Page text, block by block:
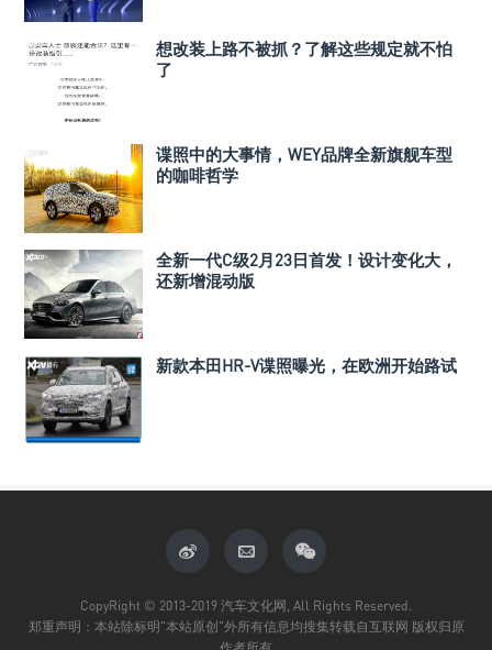
想改装上路不被抓？了解这些规定就不怕
了
谍照中的大事情，WEY品牌全新旗舰车型
的咖啡哲学
全新一代C级2月23日首发！设计变化大，
还新增混动版
新款本田HR-V谍照曝光，在欧洲开始路试
CopyRight © 2013-2019 汽车文化网, All Rights Reserved.
郑重声明：本站除标明"本站原创"外所有信息均搜集转载自互联网 版权归原